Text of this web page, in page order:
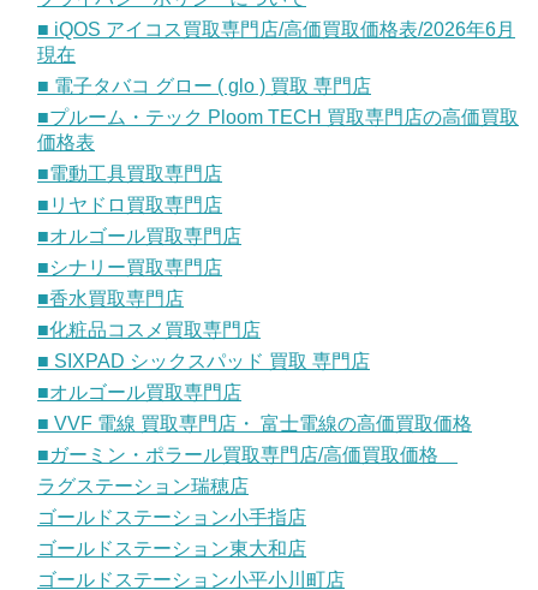
■ iQOS アイコス買取専門店/高価買取価格表/2026年6月
現在
■ 電子タバコ グロー ( glo ) 買取 専門店
■プルーム・テック Ploom TECH 買取専門店の高価買取
価格表
■電動工具買取専門店
■リヤドロ買取専門店
■オルゴール買取専門店
■シナリー買取専門店
■香水買取専門店
■化粧品コスメ買取専門店
■ SIXPAD シックスパッド 買取 専門店
■オルゴール買取専門店
■ VVF 電線 買取専門店・ 富士電線の高価買取価格
■ガーミン・ポラール買取専門店/高価買取価格
ラグステーション瑞穂店
ゴールドステーション小手指店
ゴールドステーション東大和店
ゴールドステーション小平小川町店